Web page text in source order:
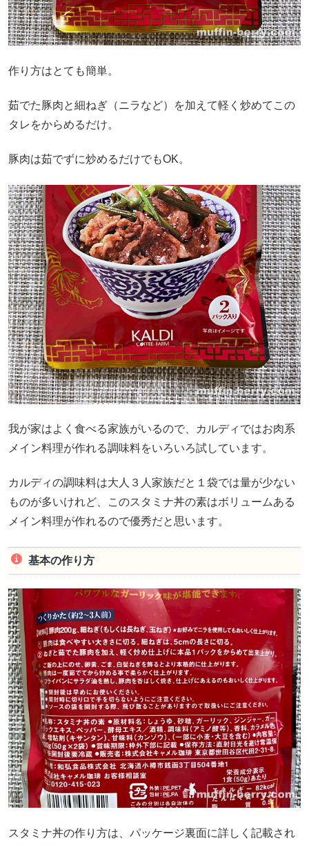
作り方はとても簡単。
茹でた豚肉と細ねぎ（ニラなど）を加えて軽く炒めてこの
タレをからめるだけ。
豚肉は茹でずに炒めるだけでもOK。
我が家はよく食べる家族がいるので、カルディではお肉系
メイン料理が作れる調味料をいろいろ試しています。
カルディの調味料は大人３人家族だと１袋では量が少ない
ものが多いけれど、このスタミナ丼の素はボリュームある
メイン料理が作れるので優秀だと思います。
基本の作り方
スタミナ丼の作り方は、パッケージ裏面に詳しく記載され